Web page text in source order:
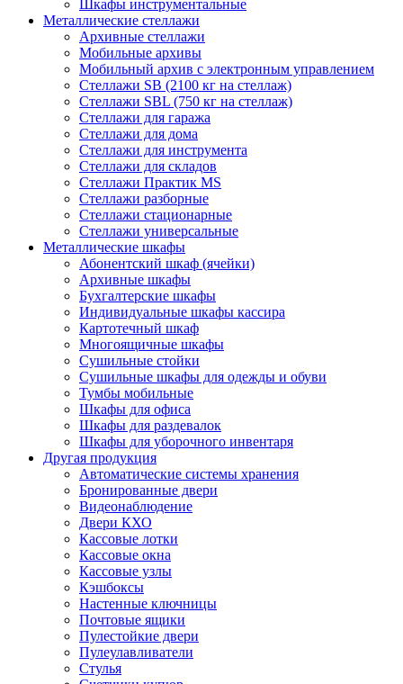
Шкафы инструментальные
Металлические стеллажи
Архивные стеллажи
Мобильные архивы
Мобильный архив с электронным управлением
Стеллажи SB (2100 кг на стеллаж)
Стеллажи SBL (750 кг на стеллаж)
Стеллажи для гаража
Стеллажи для дома
Стеллажи для инструмента
Стеллажи для складов
Стеллажи Практик MS
Стеллажи разборные
Стеллажи стационарные
Стеллажи универсальные
Металлические шкафы
Абонентский шкаф (ячейки)
Архивные шкафы
Бухгалтерские шкафы
Индивидуальные шкафы кассира
Картотечный шкаф
Многоящичные шкафы
Сушильные стойки
Сушильные шкафы для одежды и обуви
Тумбы мобильные
Шкафы для офиса
Шкафы для раздевалок
Шкафы для уборочного инвентаря
Другая продукция
Автоматические системы хранения
Бронированные двери
Видеонаблюдение
Двери КХО
Кассовые лотки
Кассовые окна
Кассовые узлы
Кэшбоксы
Настенные ключницы
Почтовые ящики
Пулестойкие двери
Пулеулавливатели
Стулья